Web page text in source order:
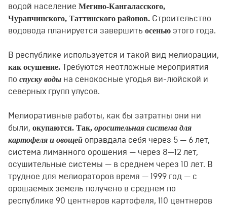
водой население Мегино-Кангаласского,
Чурапчинского, Таттинского районов. Строительство
водовода планируется завершить осенью этого года.
В республике используется и такой вид мелиорации,
как осушение.
Требуются неотложные мероприятия
по спуску воды на сенокосные угодья ви-люйской и
северных групп улусов.
Мелиоративные работы, как бы затратны они ни
были, окупаются. Так, оросительная система для
картофеля и овощей оправдала себя через 5 — 6 лет,
система лиманного орошения — через 8—12 лет,
осушительные системы — в среднем через 10 лет. В
трудное для мелиораторов время — 1999 год — с
орошаемых земель получено в среднем по
республике 90 центнеров картофеля, 110 центнеров